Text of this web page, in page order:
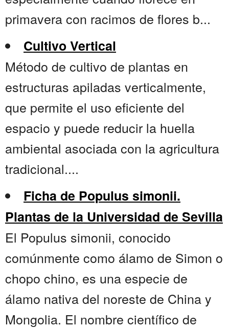
primavera con racimos de flores b...
Cultivo Vertical
Método de cultivo de plantas en
estructuras apiladas verticalmente,
que permite el uso eficiente del
espacio y puede reducir la huella
ambiental asociada con la agricultura
tradicional....
Ficha de Populus simonii.
Plantas de la Universidad de Sevilla
El Populus simonii, conocido
comúnmente como álamo de Simon o
chopo chino, es una especie de
álamo nativa del noreste de China y
Mongolia. El nombre científico de